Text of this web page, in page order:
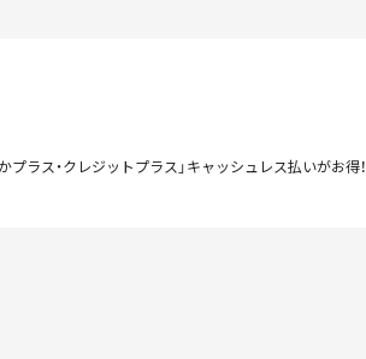
プラス・クレジットプラス」キャッシュレス払いがお得！